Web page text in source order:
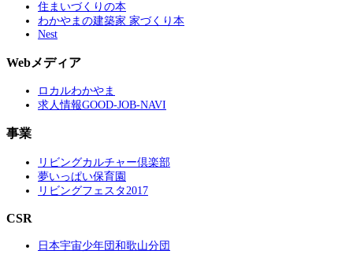
住まいづくりの本
わかやまの建築家 家づくり本
Nest
Webメディア
ロカルわかやま
求人情報GOOD-JOB-NAVI
事業
リビングカルチャー倶楽部
夢いっぱい保育園
リビングフェスタ2017
CSR
日本宇宙少年団和歌山分団